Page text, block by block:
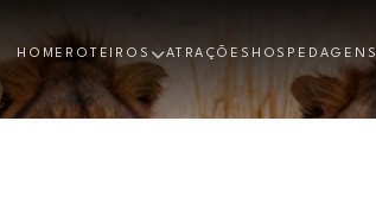
HOME ROTEIROS ATRAÇÕES HOSPEDAGENS